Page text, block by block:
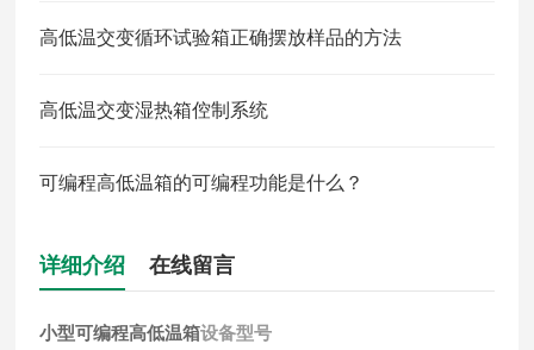
高低温交变循环试验箱正确摆放样品的方法
高低温交变湿热箱倥制系统
可编程高低温箱的可编程功能是什么？
详细介绍 在线留言
小型可编程高低温箱设备型号